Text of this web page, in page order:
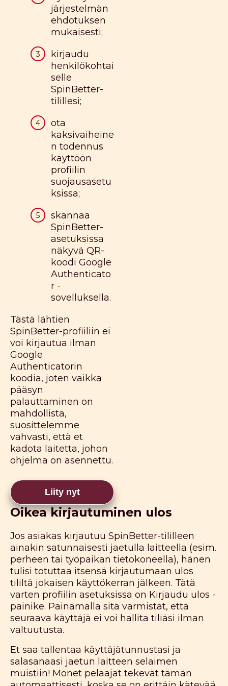
järjestelmän
ehdotuksen
mukaisesti;
kirjaudu
henkilökohtai
selle
SpinBetter-
tilillesi;
ota
kaksivaiheine
n todennus
käyttöön
profiilin
suojausasetu
ksissa;
skannaa
SpinBetter-
asetuksissa
näkyvä QR-
koodi Google
Authenticato
r -
sovelluksella.
Tästä lähtien
SpinBetter-profiiliin ei
voi kirjautua ilman
Google
Authenticatorin
koodia, joten vaikka
pääsyn
palauttaminen on
mahdollista,
suosittelemme
vahvasti, että et
kadota laitetta, johon
ohjelma on asennettu.
Liity nyt
Oikea kirjautuminen ulos
Jos asiakas kirjautuu SpinBetter-tililleen
ainakin satunnaisesti jaetulla laitteella (esim.
perheen tai työpaikan tietokoneella), hänen
tulisi totuttaa itsensä kirjautumaan ulos
tililtä jokaisen käyttökerran jälkeen. Tätä
varten profiilin asetuksissa on Kirjaudu ulos -
painike. Painamalla sitä varmistat, että
seuraava käyttäjä ei voi hallita tiliäsi ilman
valtuutusta.
Et saa tallentaa käyttäjätunnustasi ja
salasanaasi jaetun laitteen selaimen
muistiin! Monet pelaajat tekevät tämän